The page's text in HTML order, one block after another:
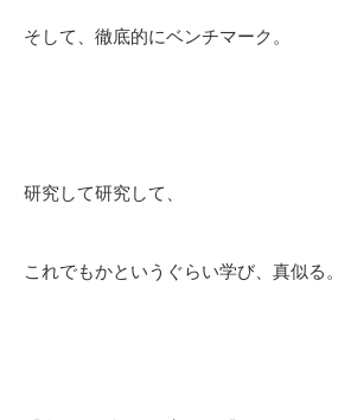
そして、徹底的にベンチマーク。
研究して研究して、
これでもかというぐらい学び、真似る。